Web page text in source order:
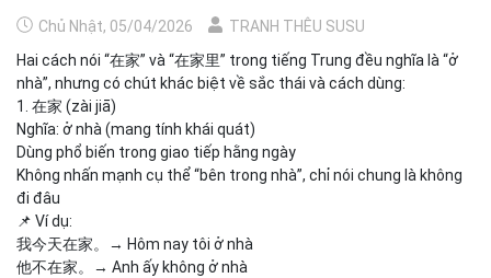
Chủ Nhật, 05/04/2026
TRANH THÊU SUSU
Hai cách nói “在家” và “在家里” trong tiếng Trung đều nghĩa là “ở
nhà”, nhưng có chút khác biệt về sắc thái và cách dùng:
1. 在家 (zài jiā)
Nghĩa: ở nhà (mang tính khái quát)
Dùng phổ biến trong giao tiếp hằng ngày
Không nhấn mạnh cụ thể “bên trong nhà”, chỉ nói chung là không
đi đâu
📌 Ví dụ:
我今天在家。→ Hôm nay tôi ở nhà
他不在家。→ Anh ấy không ở nhà